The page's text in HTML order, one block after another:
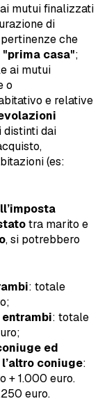
mutui finalizzati
di
che
casa";
ai mutui
o
e relative
distinti dai
(es:
tra marito e
, si potrebbero
: totale
: totale
ed
coniuge:
+ 1.000 euro.
euro.